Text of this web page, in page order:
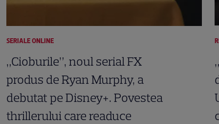
SERIALE ONLINE
„Cioburile”, noul serial FX
produs de Ryan Murphy, a
debutat pe Disney+. Povestea
thrillerului care readuce